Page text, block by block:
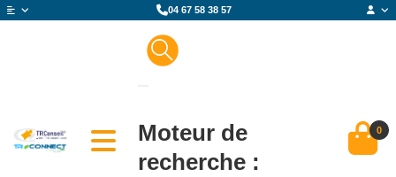
04 67 58 38 57
Moteur de
recherche :
0